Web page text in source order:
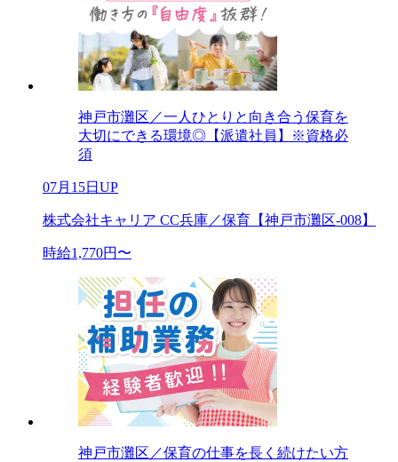
神戸市灘区／一人ひとりと向き合う保育を
大切にできる環境◎【派遣社員】※資格必
須
07月15日UP
株式会社キャリア CC兵庫／保育【神戸市灘区-008】
時給1,770円〜
神戸市灘区／保育の仕事を長く続けたい方